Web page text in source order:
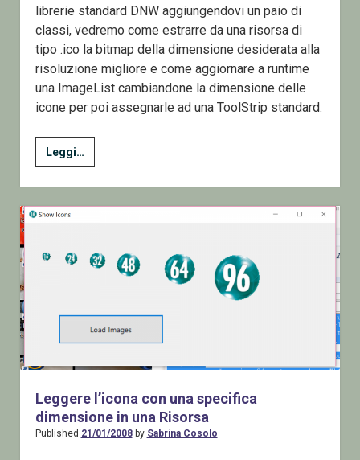
librerie standard DNW aggiungendovi un paio di
classi, vedremo come estrarre da una risorsa di
tipo .ico la bitmap della dimensione desiderata alla
risoluzione migliore e come aggiornare a runtime
una ImageList cambiandone la dimensione delle
icone per poi assegnarle ad una ToolStrip standard.
Leggi…
e
Toolstrip
–
Leggere l’icona con una specifica
dimensione in una Risorsa
Published 21/01/2008by Sabrina Cosolo